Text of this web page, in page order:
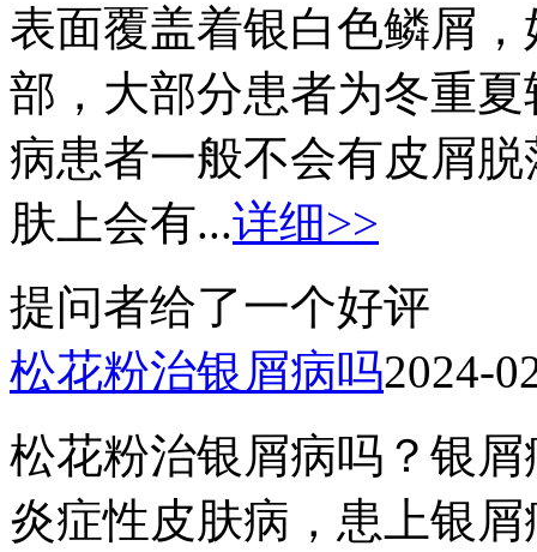
表面覆盖着银白色鳞屑
部，大部分患者为冬重
病患者一般不会有皮屑
肤上会有...详细>>
提问者给了一个好评
松花粉治银屑病吗2024-
松花粉治银屑病吗？银
炎症性皮肤病，患上银